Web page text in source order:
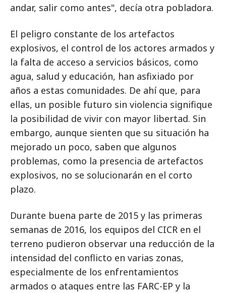
andar, salir como antes", decía otra pobladora.
El peligro constante de los artefactos
explosivos, el control de los actores armados y
la falta de acceso a servicios básicos, como
agua, salud y educación, han asfixiado por
años a estas comunidades. De ahí que, para
ellas, un posible futuro sin violencia signifique
la posibilidad de vivir con mayor libertad. Sin
embargo, aunque sienten que su situación ha
mejorado un poco, saben que algunos
problemas, como la presencia de artefactos
explosivos, no se solucionarán en el corto
plazo.
Durante buena parte de 2015 y las primeras
semanas de 2016, los equipos del CICR en el
terreno pudieron observar una reducción de la
intensidad del conflicto en varias zonas,
especialmente de los enfrentamientos
armados o ataques entre las FARC-EP y la